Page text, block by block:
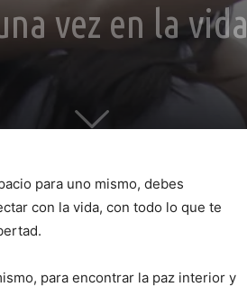
vez en la vida
para uno mismo, debes
con la vida, con todo lo que te
para encontrar la paz interior y